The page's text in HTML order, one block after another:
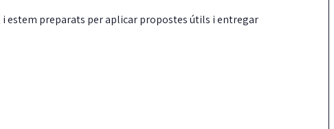
estem preparats per aplicar propostes útils i entregar
coordinació local pel
dret a l’habitatge ja té
fermesa amb els
incompliments del